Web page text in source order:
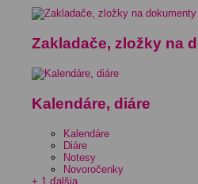
Zakladače, zložky na
Kalendáre, diáre
Kalendáre
Diáre
Notesy
Novoročenky
+ 1 ďalšia